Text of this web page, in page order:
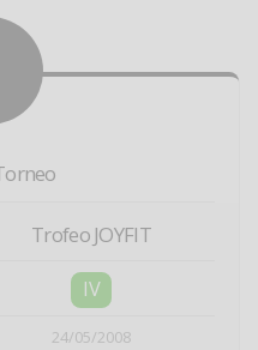
Trofeo JOYFIT
IV
24/05/2008